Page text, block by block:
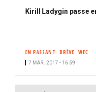
Kirill Ladygin passe
EN PASSANT BRÈVE WEC
7 MAR. 2017 • 16:59